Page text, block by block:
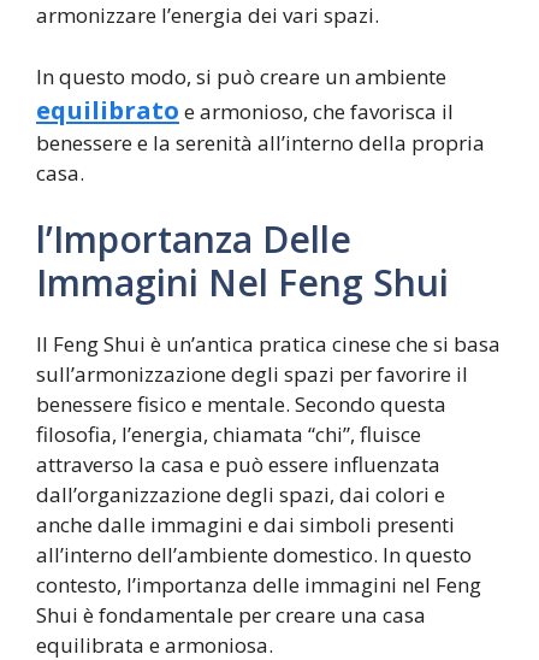
armonizzare l’energia dei vari spazi.
In questo modo, si può creare un ambiente
equilibrato e armonioso, che favorisca il
benessere e la serenità all’interno della propria
casa.
l’Importanza Delle
Immagini Nel Feng Shui
Il Feng Shui è un’antica pratica cinese che si basa
sull’armonizzazione degli spazi per favorire il
benessere fisico e mentale. Secondo questa
filosofia, l’energia, chiamata “chi”, fluisce
attraverso la casa e può essere influenzata
dall’organizzazione degli spazi, dai colori e
anche dalle immagini e dai simboli presenti
all’interno dell’ambiente domestico. In questo
contesto, l’importanza delle immagini nel Feng
Shui è fondamentale per creare una casa
equilibrata e armoniosa.